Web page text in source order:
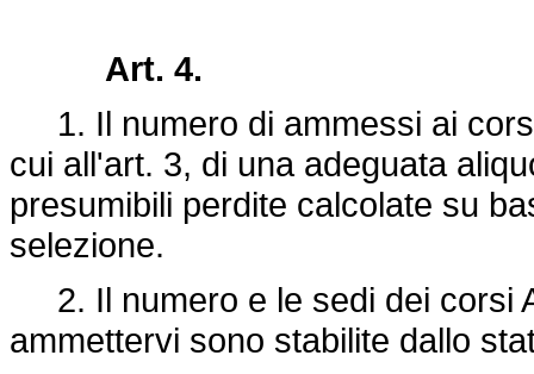
Art. 4.
1. Il numero di ammessi ai
cui all'art. 3, di una adeguata
presumibili perdite calcolate su
selezione.
2. Il numero e le sedi dei corsi
ammettervi sono stabilite dallo